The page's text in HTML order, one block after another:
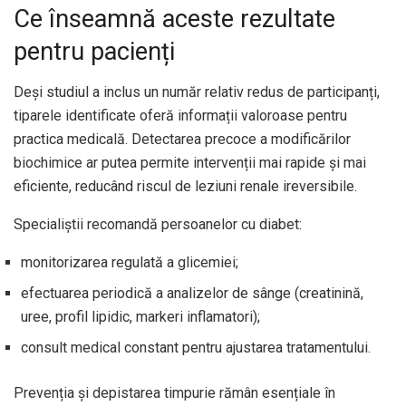
Ce înseamnă aceste rezultate
pentru pacienți
Deși studiul a inclus un număr relativ redus de participanți,
tiparele identificate oferă informații valoroase pentru
practica medicală. Detectarea precoce a modificărilor
biochimice ar putea permite intervenții mai rapide și mai
eficiente, reducând riscul de leziuni renale ireversibile.
Specialiștii recomandă persoanelor cu diabet:
monitorizarea regulată a glicemiei;
efectuarea periodică a analizelor de sânge (creatinină,
uree, profil lipidic, markeri inflamatori);
consult medical constant pentru ajustarea tratamentului.
Prevenția și depistarea timpurie rămân esențiale în